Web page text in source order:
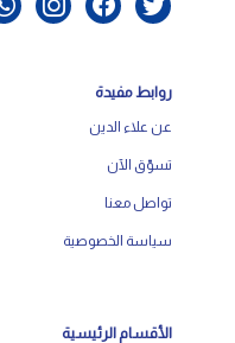
روابط مفيدة
عن علاء الدين
تسوّق الآن
تواصل معنا
سياسة الخصوصية
الأقسام الرئيسية